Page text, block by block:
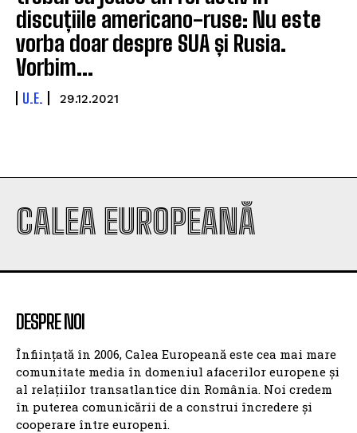
discuțiile americano-ruse: Nu este
vorba doar despre SUA și Rusia.
Vorbim...
U.E. 29.12.2021
CALEA EUROPEANĂ
DESPRE NOI
Înființată în 2006, Calea Europeană este cea mai mare
comunitate media în domeniul afacerilor europene și
al relațiilor transatlantice din România. Noi credem
în puterea comunicării de a construi încredere și
cooperare între europeni.